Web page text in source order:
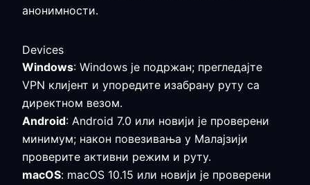
анонимности.
Devices
Windows: Windows је подржан; прегледајте
VPN клијент и упоредите изабрану руту са
директном везом.
Android: Android 7.0 или новији је проверени
минимум; након повезивања у Малајзији
проверите активни режим и руту.
macOS: macOS 10.15 или новији је проверени